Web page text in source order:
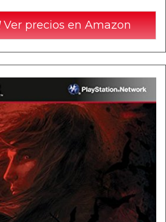
Ver precios en Amazon